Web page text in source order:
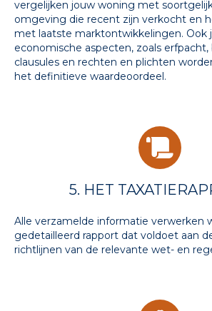
vergelijken jouw woning met
omgeving die recent zijn verkocht en
met laatste marktontwikkelingen. Ook
economische aspecten, zoals erfpacht,
clausules en rechten en plichten
het definitieve waardeoordeel.
5. HET
Alle verzamelde informatie verwerken
gedetailleerd rapport dat voldoet aan
richtlijnen van de relevante wet- en